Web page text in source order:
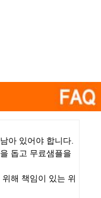
아 있어야 합니다.
돕고 무료샘플을
해 책임이 있는 위